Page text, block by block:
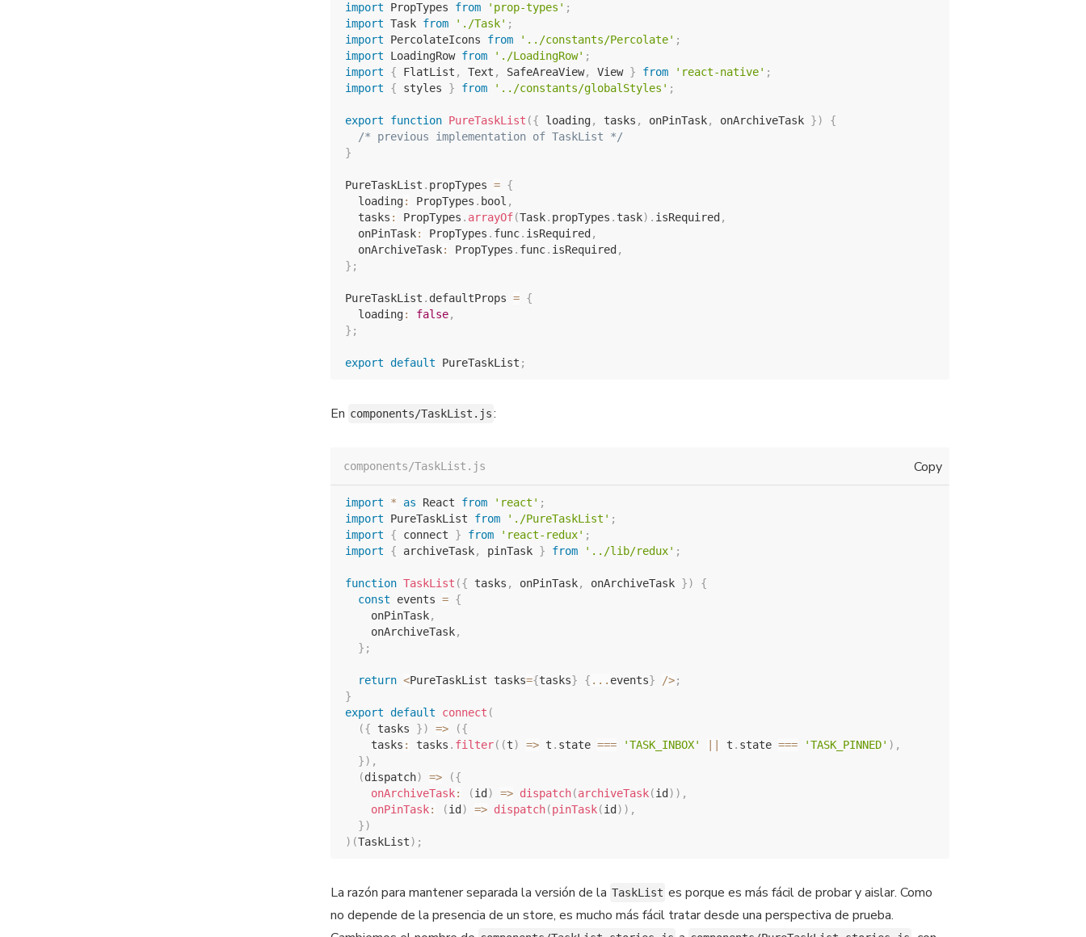
import PropTypes from 'prop-types' ;
import Task from './Task' ;
import PercolateIcons from '../constants/Percolate' ;
import LoadingRow from './LoadingRow' ;
import
{ FlatList , Text , SafeAreaView, View } from 'react-native' ;
import
{ styles } from '../constants/globalStyles' ;
export function PureTaskList ({ loading, tasks , onPinTask, onArchiveTask })
{
/* previous implementation of TaskList */
}
PureTaskList . propTypes = {
  loading
: PropTypes . bool ,
  tasks
: PropTypes . arrayOf(Task. propTypes . task) . isRequired ,
  onPinTask
: PropTypes . func. isRequired ,
  onArchiveTask
: PropTypes . func. isRequired ,
} ;
PureTaskList . defaultProps = {
  loading
: false,
} ;
export default PureTaskList ;
En components/TaskList.js :
Copy
components/TaskList.js
import * as React from 'react' ;
import PureTaskList from './PureTaskList' ;
import
{ connect } from 'react-redux' ;
import
{ archiveTask, pinTask } from '../lib/redux' ;
function TaskList ({ tasks , onPinTask, onArchiveTask })
{
const events = {
    onPinTask
,
    onArchiveTask
,
} ;
return <PureTaskList tasks={tasks} { ... events} />;
}
export default connect (
({ tasks }) => ({
    tasks
: tasks . filter( (t) => t . state === 'TASK_INBOX' t . state === 'TASK_PINNED' ) ,
}) ,
(dispatch) => ({
onArchiveTask: (id ) => dispatch(archiveTask(id ) ) ,
onPinTask: (id ) => dispatch(pinTask(id ) ) ,
})
) (TaskList) ;
La razón para mantener separada la versión de la TaskList es porque es más fácil de probar y aislar. Como
no depende de la presencia de un store, es mucho más fácil tratar desde una perspectiva de prueba.